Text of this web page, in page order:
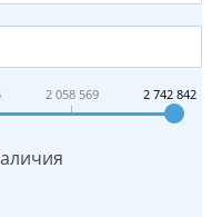
2 058 569 2 742 842